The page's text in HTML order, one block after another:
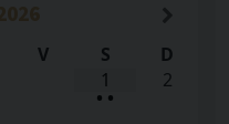
V S
D
1
• •
2